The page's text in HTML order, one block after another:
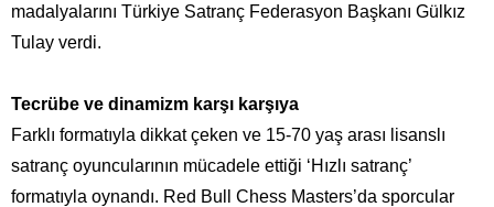
madalyalarını Türkiye Satranç Federasyon Başkanı Gülkız
Tulay verdi.
Tecrübe ve dinamizm karşı karşıya
Farklı formatıyla dikkat çeken ve 15-70 yaş arası lisanslı
satranç oyuncularının mücadele ettiği ‘Hızlı satranç’
formatıyla oynandı. Red Bull Chess Masters’da sporcular